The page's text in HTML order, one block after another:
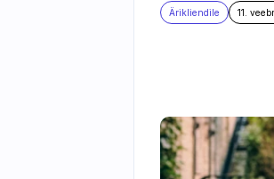
Ärikliendile 11.